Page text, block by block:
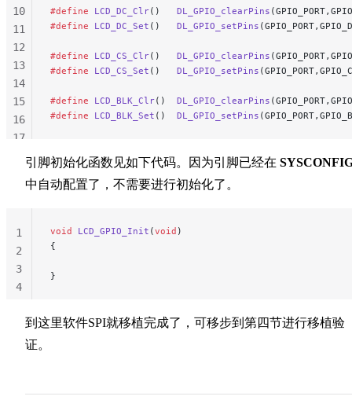
#define LCD_DC_Clr() DL_GPIO_clearPins
#define LCD_DC_Set () DL_GPIO_setPins
#define LCD_CS_Clr() DL_GPIO_clearPins
#define LCD_CS_Set () DL_GPIO_setPins
#define LCD_BLK_Clr() DL_GPIO_clearPins
#define LCD_BLK_Set () DL_GPIO_setPins
10
11
12
13
14
15
16
17
引脚初始化函数见如下代码。因为引脚已经在
中自动配置了，不需要进行初始化了。
void LCD_GPIO_Init (void )
{
}
1
2
3
4
到这里软件SPI就移植完成了，可移步到第四节进行移植验
证。